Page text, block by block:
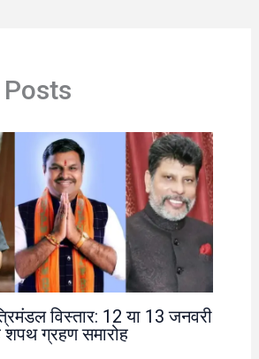
विस्तार: 12 या 13 जनवरी
ग्रहण समारोह